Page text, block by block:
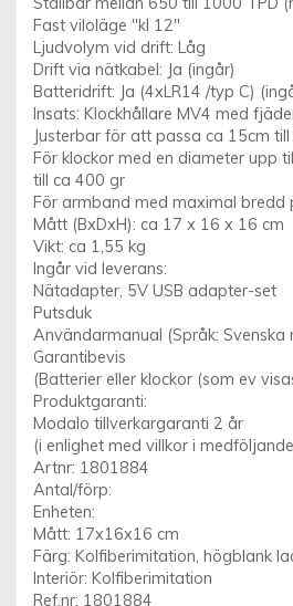
Fast viloläge "kl 12"
Ljudvolym vid drift: Låg
Drift via nätkabel: Ja (ingår)
Batteridrift: Ja (4xLR14 /typ C)
Insats: Klockhållare MV4 med
Justerbar för att passa ca 15cm
För klockor med en diameter upp
till ca 400 gr
För armband med maximal bredd
Mått (BxDxH): ca 17 x 16 x 16 cm
Vikt: ca 1,55 kg
Ingår vid leverans:
Nätadapter, 5V USB adapter-set
Putsduk
Användarmanual (Språk: Svenska
Garantibevis
(Batterier eller klockor (som ev
Produktgaranti:
Modalo tillverkargaranti 2 år
(i enlighet med villkor i
Artnr: 1801884
Antal/förp:
Enheten:
Mått: 17x16x16 cm
Färg: Kolfiberimitation, högblank
Interiör: Kolfiberimitation
Ref.nr: 1801884